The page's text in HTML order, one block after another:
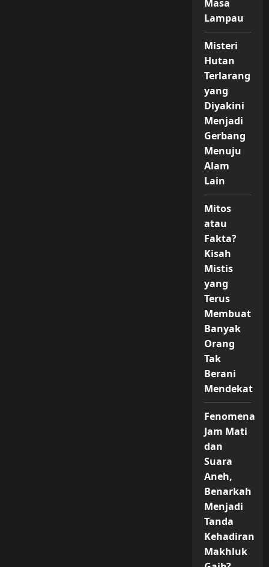
Masa
Lampau
Misteri
Hutan
Terlarang
yang
Diyakini
Menjadi
Gerbang
Menuju
Alam
Lain
Mitos
atau
Fakta?
Kisah
Mistis
yang
Terus
Membuat
Banyak
Orang
Tak
Berani
Mendekat
Fenomena
Jam Mati
dan
Suara
Aneh,
Benarkah
Menjadi
Tanda
Kehadiran
Makhluk